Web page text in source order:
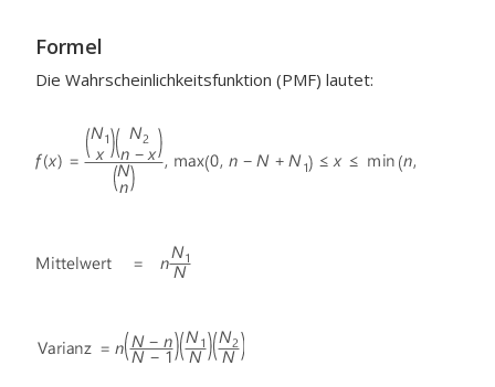
Formel
Die Wahrscheinlichkeitsfunktion (PMF) lautet: